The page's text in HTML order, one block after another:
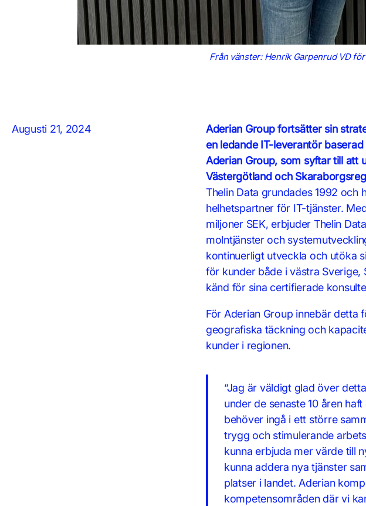
Från vänster: Henrik Garpenrud VD
Augusti 21, 2024
Aderian Group fortsätter sin
en ledande IT-leverantör
Aderian Group, som syftar till att
Västergötland och
Thelin Data grundades 1992 och
helhetspartner för IT-tjänster.
miljoner SEK, erbjuder Thelin
molntjänster och
kontinuerligt utveckla och utöka
för kunder både i västra Sverige,
känd för sina certifierade
För Aderian Group innebär
geografiska täckning och
kunder i regionen.
“Jag är väldigt glad över
under de senaste 10 åren
behöver ingå i ett större
trygg och stimulerande
kunna erbjuda mer värde till
kunna addera nya tjänster
platser i landet. Aderian
kompetensområden där vi